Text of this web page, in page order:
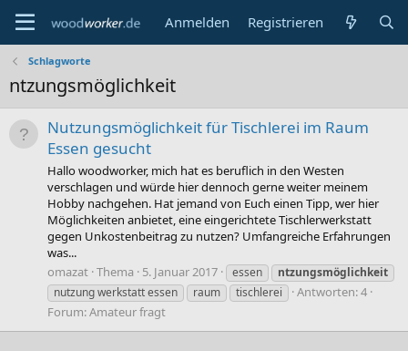
Anmelden Registrieren
Schlagworte
ntzungsmöglichkeit
Nutzungsmöglichkeit für Tischlerei im Raum
Essen gesucht
Hallo woodworker, mich hat es beruflich in den Westen
verschlagen und würde hier dennoch gerne weiter meinem
Hobby nachgehen. Hat jemand von Euch einen Tipp, wer hier
Möglichkeiten anbietet, eine eingerichtete Tischlerwerkstatt
gegen Unkostenbeitrag zu nutzen? Umfangreiche Erfahrungen
was...
omazat Thema 5. Januar 2017 essen
ntzungsmöglichkeit
nutzung werkstatt essen
raum tischlerei
Antworten: 4
Forum:Amateur fragt